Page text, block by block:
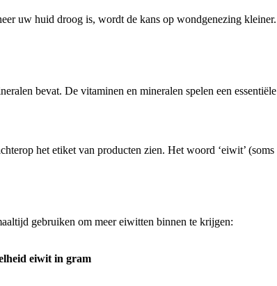
uw huid droog is, wordt de kans op wondgenezing
bevat. De vitaminen en mineralen spelen een
het etiket van producten zien. Het woord ‘eiwit’
gebruiken om meer eiwitten binnen te krijgen:
eiwit in gram